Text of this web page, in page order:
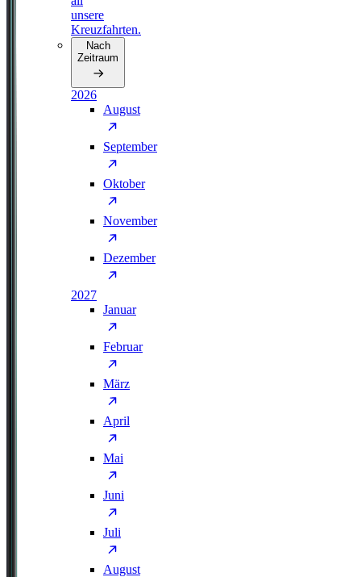
unsere
Kreuzfahrten.
Nach
Zeitraum
2026
August
September
Oktober
November
Dezember
2027
Januar
Februar
März
April
Mai
Juni
Juli
August